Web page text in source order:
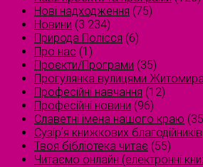
Нові надходження (75)
Новини (3 234)
Природа Полісся (6)
Про нас (1)
Проєкти/Програми (35)
Прогулянка вулицями
Професійні навчання (12)
Професійні новини (96)
Славетні імена нашого краю
Сузірʼя книжкових благодійників
Твоя бібліотека читає (55)
Читаємо онлайн (електронні